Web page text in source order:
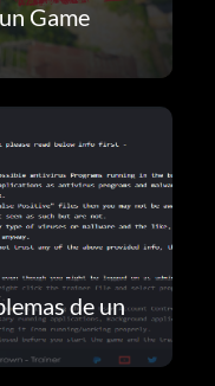
Game
de un